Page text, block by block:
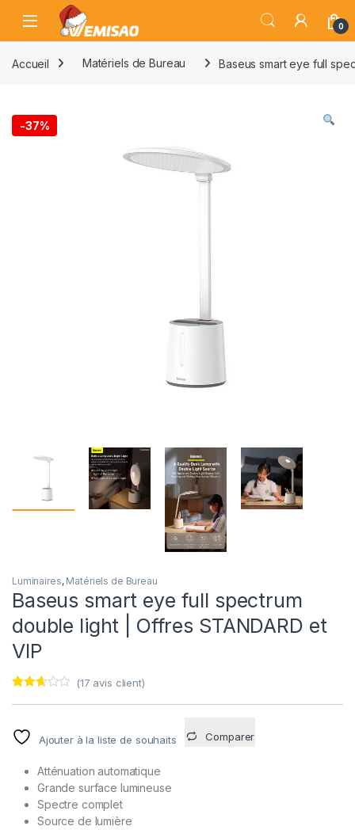
Skip to navigation
Skip to content
Open 0
Accueil Matériels de Bureau Baseus smart eye full
-37%
Luminaires, Matériels de Bureau
Baseus smart eye full spectrum
double light | Offres STANDARD et
VIP
5
basé
notatio
ns
client
(17 avis client)
Ajouter à la liste de souhaits Comparer
Atténuation automatique
Grande surface lumineuse
Spectre complet
Source de lumière